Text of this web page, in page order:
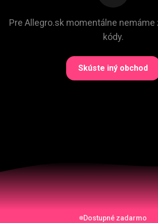
Pre Allegro.sk momentálne nemáme
kódy.
Skúste iný obchod
Dostupné zadarmo